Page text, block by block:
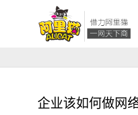
企业该如何做网